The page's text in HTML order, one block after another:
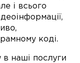
і всього
коді.
в наші послуги